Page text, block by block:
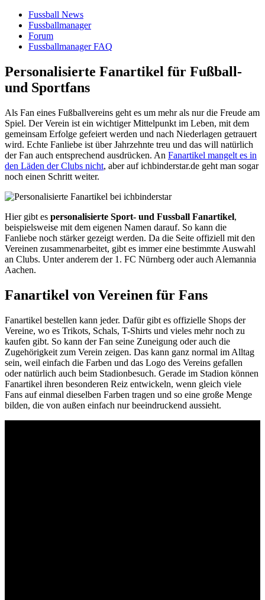
Fussball News
Fussballmanager
Forum
Fussballmanager FAQ
Personalisierte Fanartikel für Fußball-
und Sportfans
Als Fan eines Fußballvereins geht es um mehr als nur die Freude am
Spiel. Der Verein ist ein wichtiger Mittelpunkt im Leben, mit dem
gemeinsam Erfolge gefeiert werden und nach Niederlagen getrauert
wird. Echte Fanliebe ist über Jahrzehnte treu und das will natürlich
der Fan auch entsprechend ausdrücken. An Fanartikel mangelt es in
den Läden der Clubs nicht, aber auf ichbinderstar.de geht man sogar
noch einen Schritt weiter.
Hier gibt es personalisierte Sport- und Fussball Fanartikel,
beispielsweise mit dem eigenen Namen darauf. So kann die
Fanliebe noch stärker gezeigt werden. Da die Seite offiziell mit den
Vereinen zusammenarbeitet, gibt es immer eine bestimmte Auswahl
an Clubs. Unter anderem der 1. FC Nürnberg oder auch Alemannia
Aachen.
Fanartikel von Vereinen für Fans
Fanartikel bestellen kann jeder. Dafür gibt es offizielle Shops der
Vereine, wo es Trikots, Schals, T-Shirts und vieles mehr noch zu
kaufen gibt. So kann der Fan seine Zuneigung oder auch die
Zugehörigkeit zum Verein zeigen. Das kann ganz normal im Alltag
sein, weil einfach die Farben und das Logo des Vereins gefallen
oder natürlich auch beim Stadionbesuch. Gerade im Stadion können
Fanartikel ihren besonderen Reiz entwickeln, wenn gleich viele
Fans auf einmal dieselben Farben tragen und so eine große Menge
bilden, die von außen einfach nur beeindruckend aussieht.